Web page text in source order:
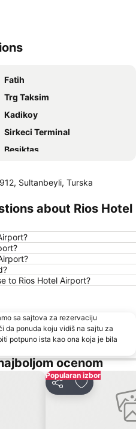
Fatih
Trg Taksim
Kadikoy
Sirkeci Terminal
Besiktas
Istiklal Street
Bosphorus Bridge
Esenler Bus Terminal
Sefakoy
Pendik
Aksaray Metro Station
Palata Dolmabahče
Arnavutkoy Art Gallery
Nisantasi shopping district
Golden Horn
Zeytinburnu
Sultanbeyli, Turska
about Rios Hotel
to Rios Hotel Airport?
sa sajtova za rezervaciju
da ponuda koju vidiš na sajtu za
potpuno ista kao ona koja je bila
ocenom
Popularan izbor
Deli Dodati u